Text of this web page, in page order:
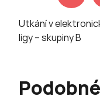
Utkání v
ligy – skupiny B